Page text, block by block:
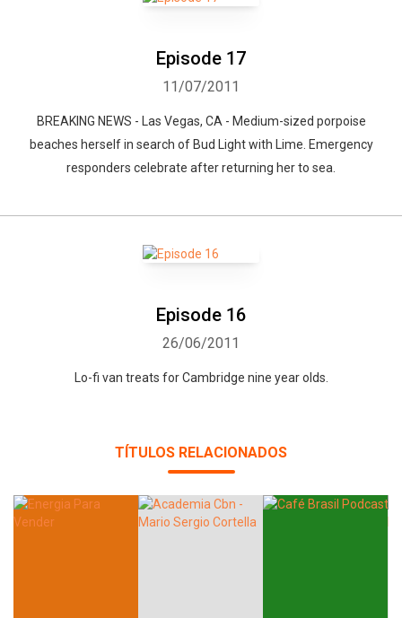
Episode 17
11/07/2011
BREAKING NEWS - Las Vegas, CA - Medium-sized porpoise
beaches herself in search of Bud Light with Lime. Emergency
responders celebrate after returning her to sea.
Episode 16
26/06/2011
Lo-fi van treats for Cambridge nine year olds.
TÍTULOS RELACIONADOS